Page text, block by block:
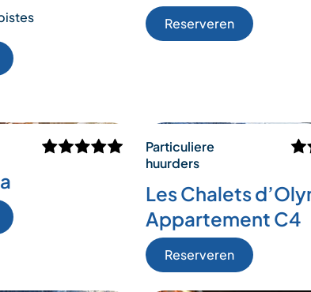
Reserveren
Particuliere
huurders
Les Chalets
Appartement C4
Reserveren